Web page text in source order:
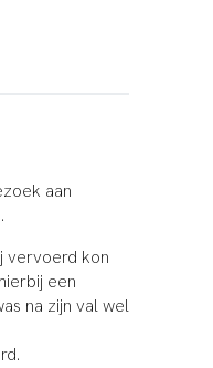
aan
vervoerd kon
een
na zijn val wel